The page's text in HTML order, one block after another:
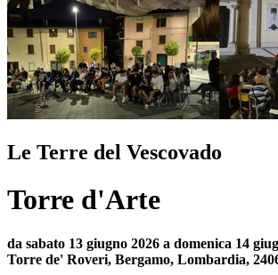
Le Terre del Vescovado
Torre d'Arte
da sabato 13 giugno 2026 a domenica 14
Torre de' Roveri, Bergamo, Lombardia,